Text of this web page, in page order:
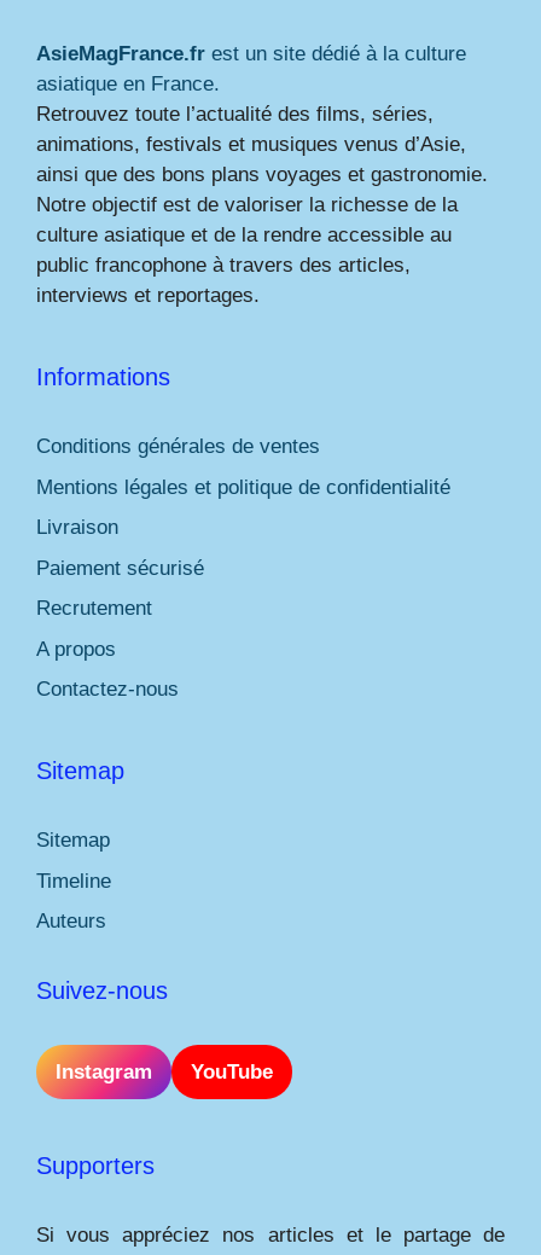
AsieMagFrance.fr est un site dédié à la culture
asiatique en France.
Retrouvez toute l’actualité des films, séries,
animations, festivals et musiques venus d’Asie,
ainsi que des bons plans voyages et gastronomie.
Notre objectif est de valoriser la richesse de la
culture asiatique et de la rendre accessible au
public francophone à travers des articles,
interviews et reportages.
Informations
Conditions générales de ventes
Mentions légales et politique de confidentialité
Livraison
Paiement sécurisé
Recrutement
A propos
Contactez-nous
Sitemap
Sitemap
Timeline
Auteurs
Suivez-nous
Instagram YouTube
Supporters
Si vous appréciez nos articles et le partage de